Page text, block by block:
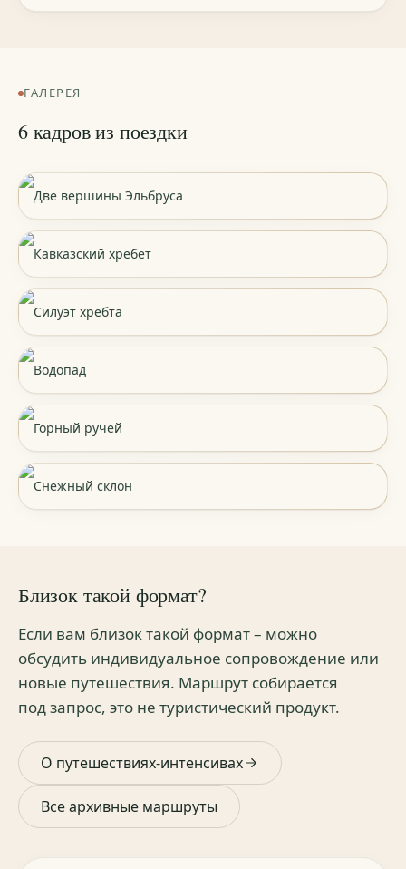
ГАЛЕРЕЯ
6 кадров из поездки
Две вершины Эльбруса
Кавказский хребет
Силуэт хребта
Водопад
Горный ручей
Снежный склон
Близок такой формат?
Если вам близок такой формат – можно
обсудить индивидуальное сопровождение или
новые путешествия. Маршрут собирается
под запрос, это не туристический продукт.
О путешествиях-интенсивах
Все архивные маршруты